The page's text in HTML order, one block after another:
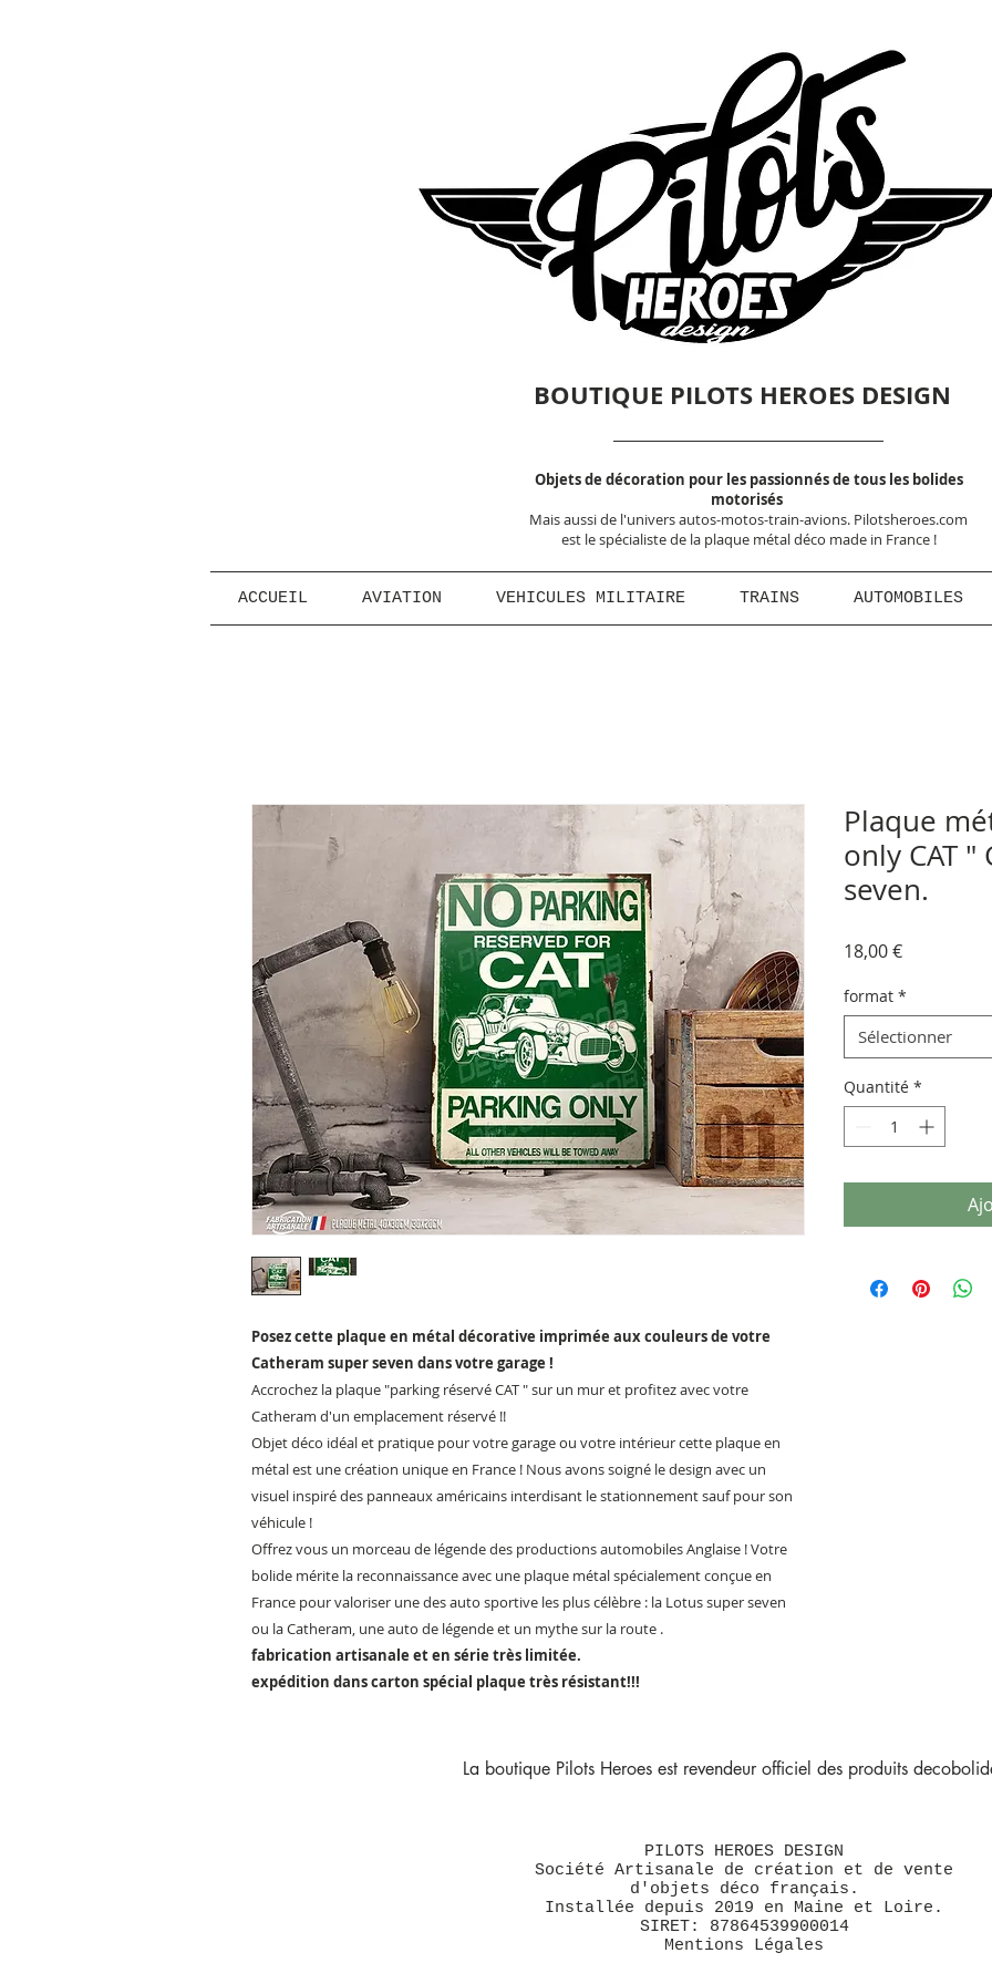
BOUTIQUE PILOTS HEROES DESIGN
Objets de décoration pour les passionnés de tous les bolides
motorisés
Mais aussi de l'univers autos-motos-train-avions. Pilotsheroes.com
est le spécialiste de la plaque métal déco made in France !
ACCUEIL AVIATION VEHICULES MILITAIRE TRAINS AUTOMOBILES
Posez cette plaque en métal décorative imprimée aux couleurs de votre
Catheram super seven dans votre garage !
Accrochez la plaque "parking réservé CAT " sur un mur et profitez avec votre
Catheram d'un emplacement réservé !!
Objet déco idéal et pratique pour votre garage ou votre intérieur cette plaque en
métal est une création unique en France ! Nous avons soigné le design avec un
visuel inspiré des panneaux américains interdisant le stationnement sauf pour son
véhicule !
Offrez vous un morceau de légende des productions automobiles Anglaise ! Votre
bolide mérite la reconnaissance avec une plaque métal spécialement conçue en
France pour valoriser une des auto sportive les plus célèbre : la Lotus super seven
ou la Catheram, une auto de légende et un mythe sur la route .
fabrication artisanale et en série très limitée.
expédition dans carton spécial plaque très résistant!!!
Plaque
only CAT
seven.
18,00 €Prix
format *
Sélectionner
Quantité *
La boutique Pilots Heroes est revendeur officiel des produits
PILOTS HEROES DESIGN
Société Artisanale de création et de vente
d'objets déco français.
Installée depuis 2019 en Maine et Loire.
SIRET: 87864539900014
Mentions Légales